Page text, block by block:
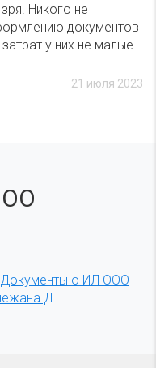
Никого не
документов
у них не малые…
21 июля 2023